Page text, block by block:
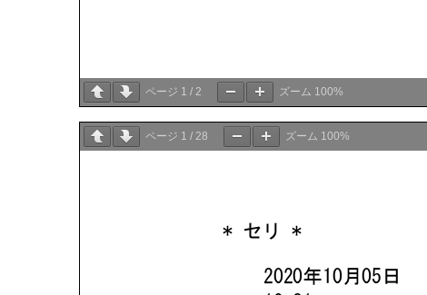
ページ 1 / 2 ズーム 100%
ページ 1 / 28 ズーム 100%